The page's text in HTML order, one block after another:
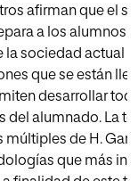
afirman que el
a los alumnos
la sociedad actual
que se están
desarrollar
del alumnado. La
múltiples de H.
que más